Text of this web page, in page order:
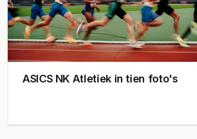
ASICS NK Atletiek in tien foto's